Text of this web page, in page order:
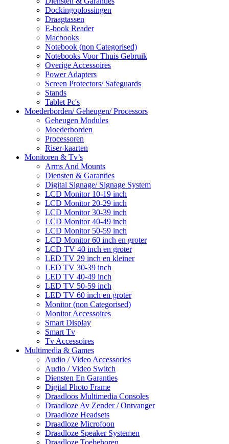
Dockingoplossingen
Draagtassen
E-book Reader
Macbooks
Notebook (non Categorised)
Notebooks Voor Thuis Gebruik
Overige Accessoires
Power Adapters
Screen Protectors/ Safeguards
Stands
Tablet Pc's
Moederborden/ Geheugen/ Processors
Geheugen Modules
Moederborden
Processoren
Riser-kaarten
Monitoren & Tv’s
Arms And Mounts
Diensten & Garanties
Digital Signage/ Signage System
LCD Monitor 10-19 inch
LCD Monitor 20-29 inch
LCD Monitor 30-39 inch
LCD Monitor 40-49 inch
LCD Monitor 50-59 inch
LCD Monitor 60 inch en groter
LCD TV 40 inch en groter
LED TV 29 inch en kleiner
LED TV 30-39 inch
LED TV 40-49 inch
LED TV 50-59 inch
LED TV 60 inch en groter
Monitor (non Categorised)
Monitor Accessoires
Smart Display
Smart Tv
Tv Accessoires
Multimedia & Games
Audio / Video Accessories
Audio / Video Switch
Diensten En Garanties
Digital Photo Frame
Draadloos Multimedia Consoles
Draadloze Av Zender / Ontvanger
Draadloze Headsets
Draadloze Microfoon
Draadloze Speaker Systemen